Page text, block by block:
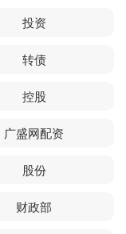
投资
转债
控股
广盛网配资
股份
财政部